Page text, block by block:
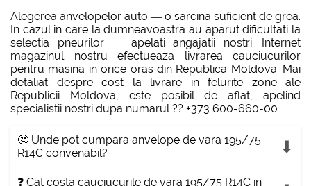
Alegerea anvelopelor auto — o sarcina suficient de grea.
In cazul in care la dumneavoastra au aparut dificultati la
selectia pneurilor — apelati angajatii nostri. Internet
magazinul nostru efectueaza livrarea cauciucurilor
pentru masina in orice oras din Republica Moldova. Mai
detaliat despre cost la livrare in felurite zone ale
Republicii Moldova, este posibil de aflat, apelind
specialistii nostri dupa numarul ?? +373 600-660-00.
🤔 Unde pot cumpara anvelope de vara 195/75
R14C convenabil?
❓ Cat costa cauciucurile de vara 195/75 R14C in